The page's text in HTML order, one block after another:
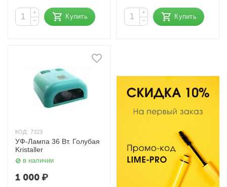
+
−
Купить
+
−
Купить
КОД: 7323
УФ-Лампа 36 Вт. Голубая
Kristaller
в наличии
1 000₽